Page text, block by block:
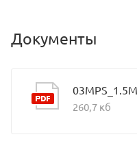
Документы
03MPS_1.5M
260,7 кб